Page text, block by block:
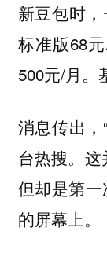
新豆包时，
标准版68
500元/月。
消息传出，
台热搜。这
但却是第
的屏幕上。